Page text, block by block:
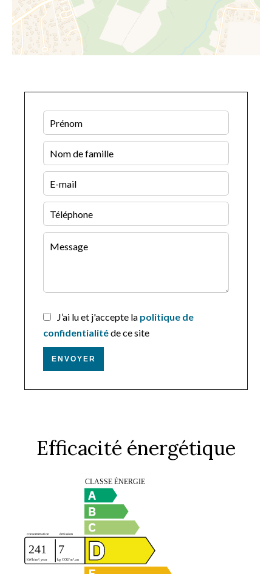
J’ai lu et j'accepte la politique de
confidentialitéde ce site
ENVOYER
Efficacité énergétique